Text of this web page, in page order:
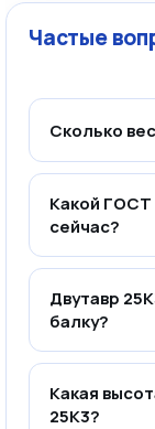
Частые
Сколько
Какой ГОСТ
сейчас?
Двутавр
балку?
Какая
25К3?